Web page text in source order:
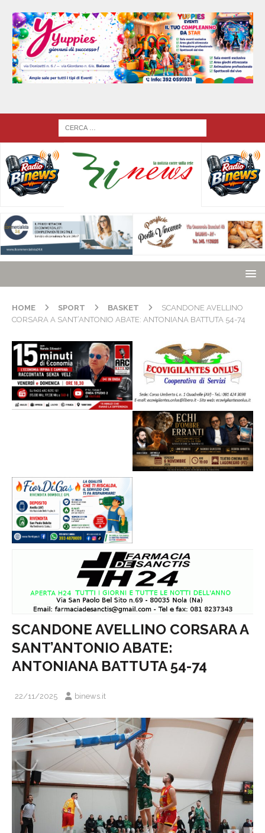
HOME SPORT BASKET
SCANDONE AVELLINO
CORSARA A SANT’ANTONIO ABATE: ANTONIANA BATTUTA 54-74
SCANDONE AVELLINO CORSARA A
SANT’ANTONIO ABATE:
ANTONIANA BATTUTA 54-74
22/11/2025 binews.it